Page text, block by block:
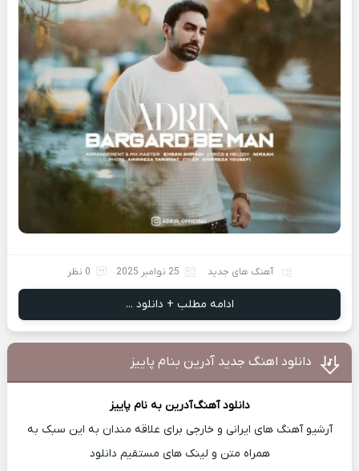
آهنگ های جدید 25 نوامبر 2025 0 نظر
ادامه مطلب + دانلود ...
دانلود اهنگ جدید آدرین بنام پاییز
دانلود آهنگآدرین به نام پاییز
آرشیو آهنگ های ایرانی و خارجی برای علاقه مندان به این سبک به
همراه متن و لینک های مستقیم دانلود